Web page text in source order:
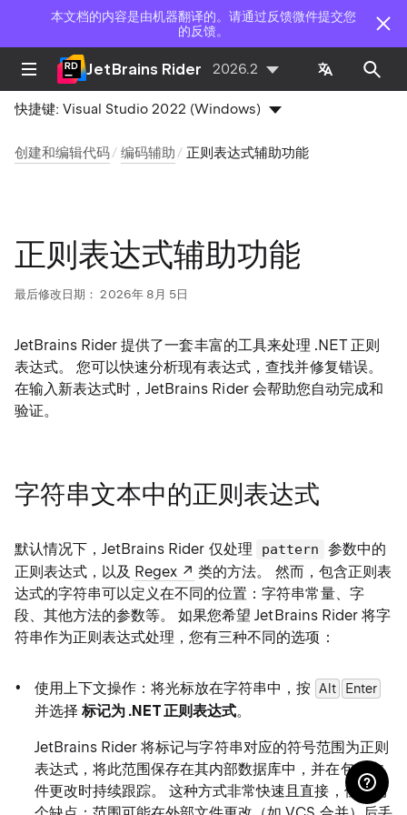
本文档的内容是由机器翻译的。请通过反馈微件提交您
的反馈。
JetBrains Rider 2026.2
快捷键:Visual Studio 2022 (Windows)
创建和编辑代码 编码辅助 正则表达式辅助功能
正则表达式辅助功能
最后修改日期： 2026年 8月 5日
JetBrains Rider 提供了一套丰富的工具来处理 .NET 正则
表达式。 您可以快速分析现有表达式，查找并修复错误。
在输入新表达式时，JetBrains Rider 会帮助您自动完成和
验证。
字符串文本中的正则表达式
默认情况下，JetBrains Rider 仅处理 pattern
参数中的
正则表达式，以及 Regex
类的方法。 然而，包含正则表
达式的字符串可以定义在不同的位置：字符串常量、字
段、其他方法的参数等。 如果您希望 JetBrains Rider 将字
符串作为正则表达式处理，您有三种不同的选项：
使用上下文操作：将光标放在字符串中，按 Alt Enter
并选择标记为 .NET 正则表达式。
JetBrains Rider 将标记与字符串对应的符号范围为正则
表达式，将此范围保存在其内部数据库中，并在包含文
件更改时持续跟踪。 这种方式非常快速且直接，但有两